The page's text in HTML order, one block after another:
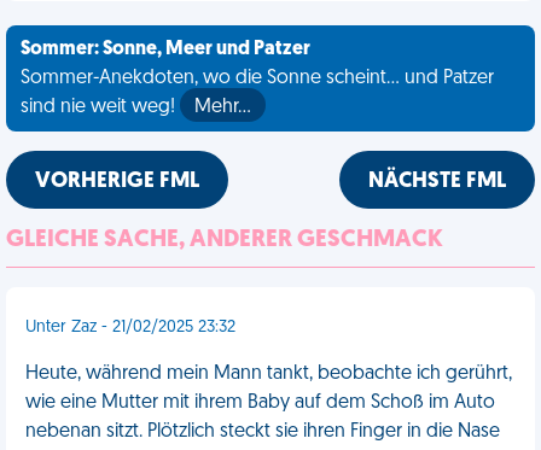
Sommer: Sonne, Meer und Patzer
Sommer-Anekdoten, wo die Sonne scheint... und Patzer
sind nie weit weg!
Mehr…
VORHERIGE FML NÄCHSTE FML
GLEICHE SACHE, ANDERER GESCHMACK
Unter Zaz - 21/02/2025 23:32
Heute, während mein Mann tankt, beobachte ich gerührt,
wie eine Mutter mit ihrem Baby auf dem Schoß im Auto
nebenan sitzt. Plötzlich steckt sie ihren Finger in die Nase